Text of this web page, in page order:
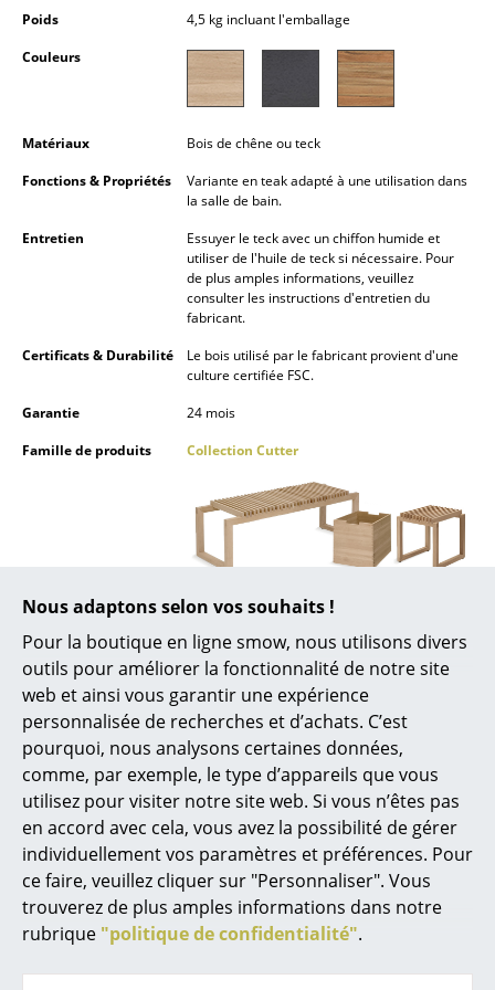
Nous adaptons selon vos souhaits !
Pour la boutique en ligne smow, nous utilisons divers
outils pour améliorer la fonctionnalité de notre site
web et ainsi vous garantir une expérience
personnalisée de recherches et d’achats. C’est
pourquoi, nous analysons certaines données,
comme, par exemple, le type d’appareils que vous
utilisez pour visiter notre site web. Si vous n’êtes pas
en accord avec cela, vous avez la possibilité de gérer
individuellement vos paramètres et préférences. Pour
ce faire, veuillez cliquer sur "Personnaliser". Vous
trouverez de plus amples informations dans notre
rubrique "politique de confidentialité".
Petits rangements
Pièces détachées
... voir tous les rangements
Suspensions & Plafonniers
Lampes de table
Lampes de bureau
... voir tous les luminaires
Lits
Lits doubles
Lits simples
Lits empilables
Lits enfants
Tables de chevet et Accessoires de lit
... voir tous les lits
Accessoires
Horloges
Poids
4,5 kg incluant l'emballage
Couleurs
Matériaux
Bois de chêne ou teck
Fonctions & Propriétés
Variante en teak adapté à une utilisation dans
la salle de bain.
Entretien
Essuyer le teck avec un chiffon humide et
utiliser de l'huile de teck si nécessaire. Pour
de plus amples informations, veuillez
consulter les instructions d'entretien du
fabricant.
Certificats & Durabilité
Le bois utilisé par le fabricant provient d'une
culture certifiée FSC.
Garantie
24 mois
Famille de produits
Collection Cutter
Coups de coeur